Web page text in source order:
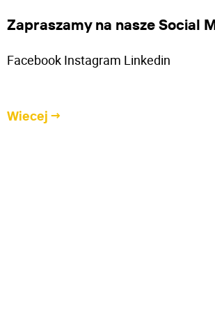
Zapraszamy na nasze Social
Facebook Instagram Linkedin
Wiecej